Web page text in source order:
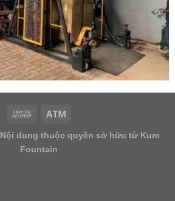
Nội dung thuộc quyền sở hữu từ Kum
Fountain